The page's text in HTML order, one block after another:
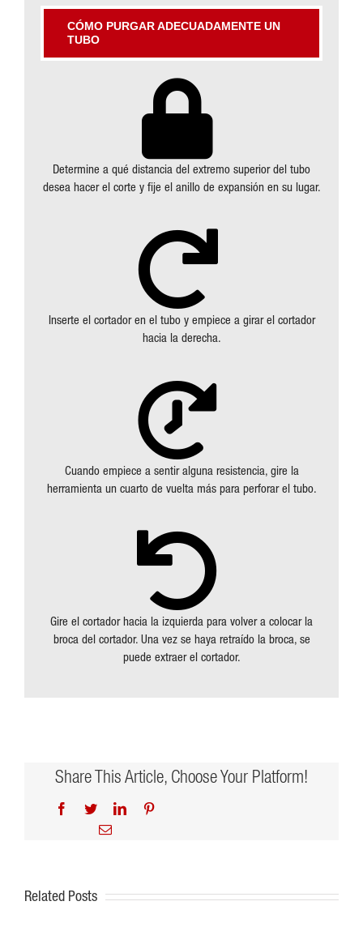
CÓMO PURGAR ADECUADAMENTE UN
TUBO
Determine a qué distancia del extremo superior del tubo
desea hacer el corte y fije el anillo de expansión en su lugar.
Inserte el cortador en el tubo y empiece a girar el cortador
hacia la derecha.
Cuando empiece a sentir alguna resistencia, gire la
herramienta un cuarto de vuelta más para perforar el tubo.
Gire el cortador hacia la izquierda para volver a colocar la
broca del cortador. Una vez se haya retraído la broca, se
puede extraer el cortador.
Share This Article, Choose Your Platform!
Facebook
TwitterLinkedIn
Email
Related Posts